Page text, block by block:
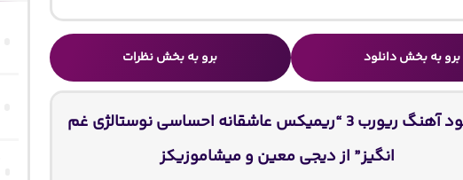
برو به بخش دانلود برو به بخش نظرات
دانلود آهنگ ریورب 3 “ریمیکس عاشقانه احساسی نوستالژی غم
انگیز” از دیجی معین و میشاموزیکز